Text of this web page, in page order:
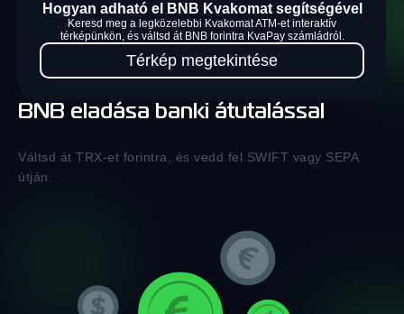
BNB eladása banki átutalással
Váltsd át TRX-et forintra, és vedd fel SWIFT vagy SEPA
útján.
Hogyan adható el BNB Kvakomat segítségével
Keresd meg a legközelebbi Kvakomat ATM-et interaktív
térképünkön, és váltsd át BNB forintra KvaPay számládról.
Térkép megtekintése